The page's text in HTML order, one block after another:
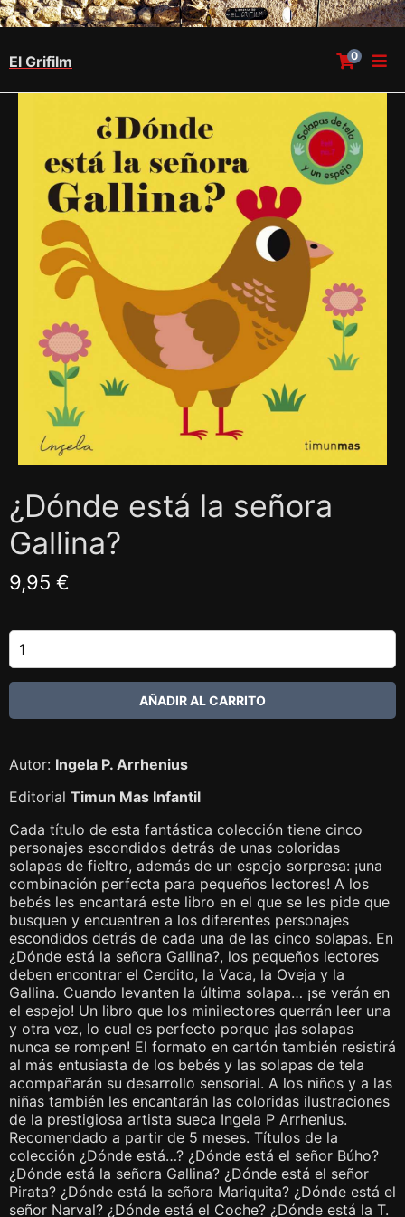
El Grifilm 0
¿Dónde está la señora
Gallina?
9,95 €
Autor: Ingela P. Arrhenius
Editorial Timun Mas Infantil
Cada título de esta fantástica colección tiene cinco
personajes escondidos detrás de unas coloridas
solapas de fieltro, además de un espejo sorpresa: ¡una
combinación perfecta para pequeños lectores! A los
bebés les encantará este libro en el que se les pide que
busquen y encuentren a los diferentes personajes
escondidos detrás de cada una de las cinco solapas. En
¿Dónde está la señora Gallina?, los pequeños lectores
deben encontrar el Cerdito, la Vaca, la Oveja y la
Gallina. Cuando levanten la última solapa… ¡se verán en
el espejo! Un libro que los minilectores querrán leer una
y otra vez, lo cual es perfecto porque ¡las solapas
nunca se rompen! El formato en cartón también resistirá
al más entusiasta de los bebés y las solapas de tela
acompañarán su desarrollo sensorial. A los niños y a las
niñas también les encantarán las coloridas ilustraciones
de la prestigiosa artista sueca Ingela P Arrhenius.
Recomendado a partir de 5 meses. Títulos de la
colección ¿Dónde está…? ¿Dónde está el señor Búho?
¿Dónde está la señora Gallina? ¿Dónde está el señor
Pirata? ¿Dónde está la señora Mariquita? ¿Dónde está el
señor Narval? ¿Dónde está el Coche? ¿Dónde está la T.